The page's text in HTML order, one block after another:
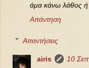
άμα κάνω λάθος ή
Απάντηση
Απαντήσεις
airis
10